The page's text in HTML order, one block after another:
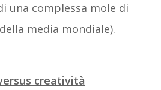
una complessa mole di
media mondiale).
creatività